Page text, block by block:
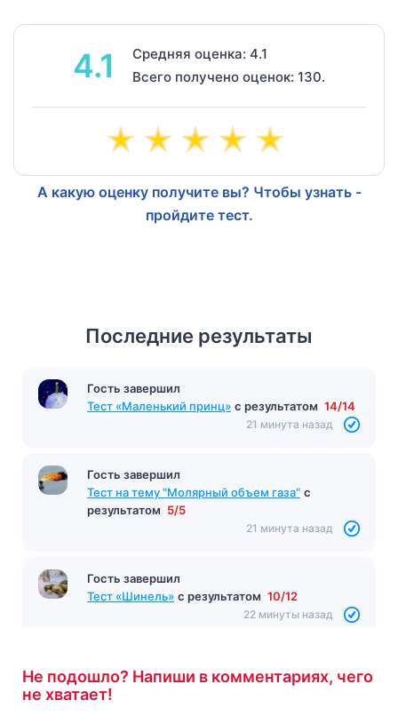
4.1
Средняя оценка: 4.1
Всего получено оценок: 130.
А какую оценку получите вы? Чтобы узнать -
пройдите тест.
Последние результаты
Гость завершил
Тест «Маленький принц» с результатом 14/14
21 минута назад
Гость завершил
Тест на тему "Молярный объем газа" с
результатом 5/5
21 минута назад
Гость завершил
Тест «Шинель» с результатом 10/12
22 минуты назад
Не подошло? Напиши в комментариях, чего
не хватает!